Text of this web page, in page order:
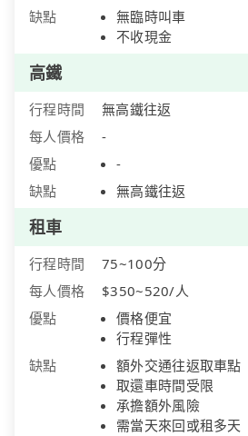
缺點
無臨時叫車
不收現金
高鐵
行程時間
無高鐵往返
每人價格
-
優點
-
缺點
無高鐵往返
租車
行程時間
75~100分
每人價格
$350~520/人
優點
價格便宜
行程彈性
缺點
額外交通往返取車點
取還車時間受限
承擔額外風險
需當天來回或租多天